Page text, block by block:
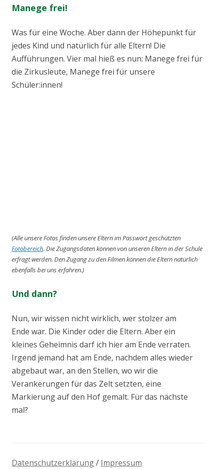
Manege frei!
Was für eine Woche. Aber dann der Höhepunkt für
jedes Kind und natürlich für alle Eltern! Die
Aufführungen. Vier mal hieß es nun: Manege frei für
die Zirkusleute, Manege frei für unsere
Schüler:innen!
(Alle unsere Fotos finden unsere Eltern im Passwort geschützten
Fotobereich. Die Zugangsdaten können von unseren Eltern in der Schule
erfragt werden. Den Zugang zu den Filmen können die Eltern natürlich
ebenfalls bei uns erfahren.)
Und dann?
Nun, wir wissen nicht wirklich, wer stolzer am
Ende war. Die Kinder oder die Eltern. Aber ein
kleines Geheimnis darf ich hier am Ende verraten.
Irgend jemand hat am Ende, nachdem alles wieder
abgebaut war, an den Stellen, wo wir die
Verankerungen für das Zelt setzten, eine
Markierung auf den Hof gemalt. Für das nächste
mal?
Datenschutzerklärung/ Impressum